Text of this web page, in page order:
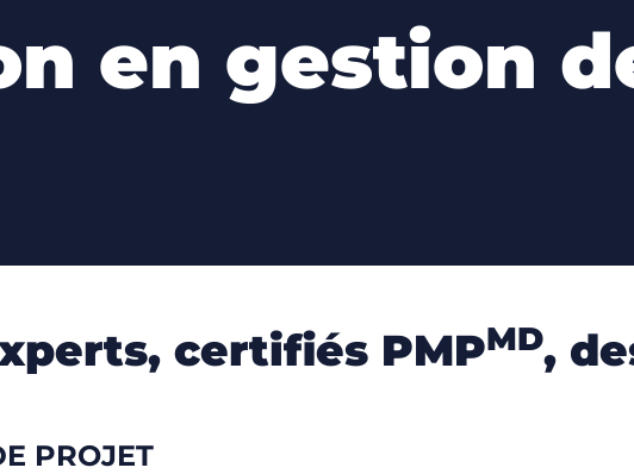
en gestion
certifiés PMPMD,
PROJET